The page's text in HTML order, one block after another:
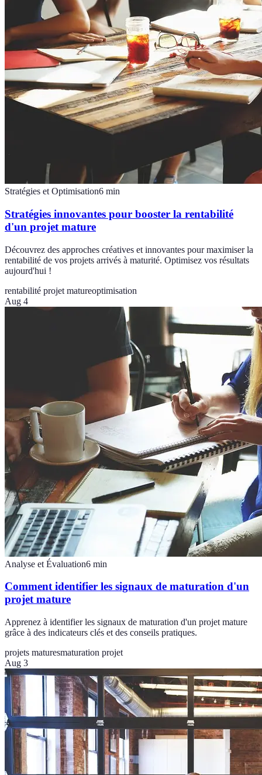
Stratégies et Optimisation6 min
Stratégies innovantes pour booster la rentabilité
d'un projet mature
Découvrez des approches créatives et innovantes pour maximiser la
rentabilité de vos projets arrivés à maturité. Optimisez vos résultats
aujourd'hui !
rentabilité projet matureoptimisation
Aug 4
Analyse et Évaluation6 min
Comment identifier les signaux de maturation d'un
projet mature
Apprenez à identifier les signaux de maturation d'un projet mature
grâce à des indicateurs clés et des conseils pratiques.
projets maturesmaturation projet
Aug 3